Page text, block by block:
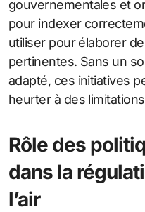
gouvernementales et
pour indexer
utiliser pour élaborer
pertinentes. Sans un
adapté, ces initiatives
heurter à des
Rôle des
dans la
l’air